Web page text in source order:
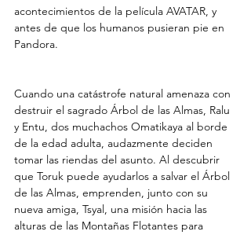
acontecimientos de la película AVATAR, y
antes de que los humanos pusieran pie en
Pandora.
Cuando una catástrofe natural amenaza con
destruir el sagrado Árbol de las Almas, Ralu
y Entu, dos muchachos Omatikaya al borde
de la edad adulta, audazmente deciden
tomar las riendas del asunto. Al descubrir
que Toruk puede ayudarlos a salvar el Árbol
de las Almas, emprenden, junto con su
nueva amiga, Tsyal, una misión hacia las
alturas de las Montañas Flotantes para